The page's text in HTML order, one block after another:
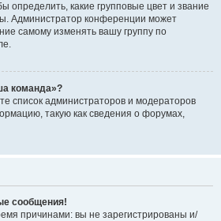
определить, какие групповые цвет и звание
Администратор конференции может
самому изменять вашу группу по
команда»?
список администраторов и модераторов
такую как сведения о форумах,
сообщения!
причинами: вы не зарегистрированы и/